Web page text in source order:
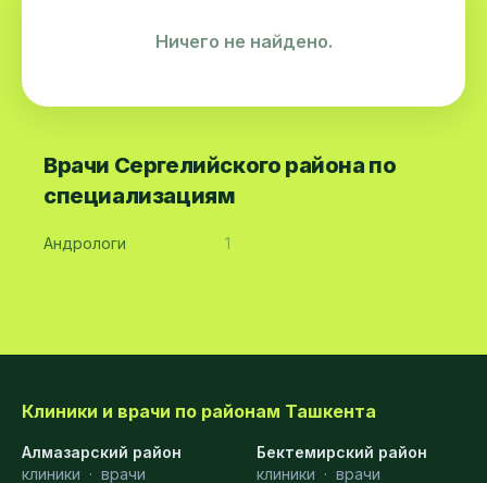
Ничего не найдено.
Врачи Сергелийского района по
специализациям
Андрологи 1
Клиники и врачи по районам Ташкента
Алмазарский район
клиники · врачи
Бектемирский район
клиники · врачи